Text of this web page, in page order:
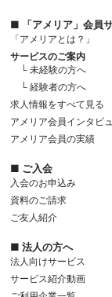
■ 「アメリア」会員
「アメリアとは？」
サービスのご案内
└ 未経験の方へ
└ 経験者の方へ
求人情報をすべて見る
アメリア会員インタビ
アメリア会員の実績
■ ご入会
入会のお申込み
資料のご請求
ご友人紹介
■ 法人の方へ
法人向けサービス
サービス紹介動画